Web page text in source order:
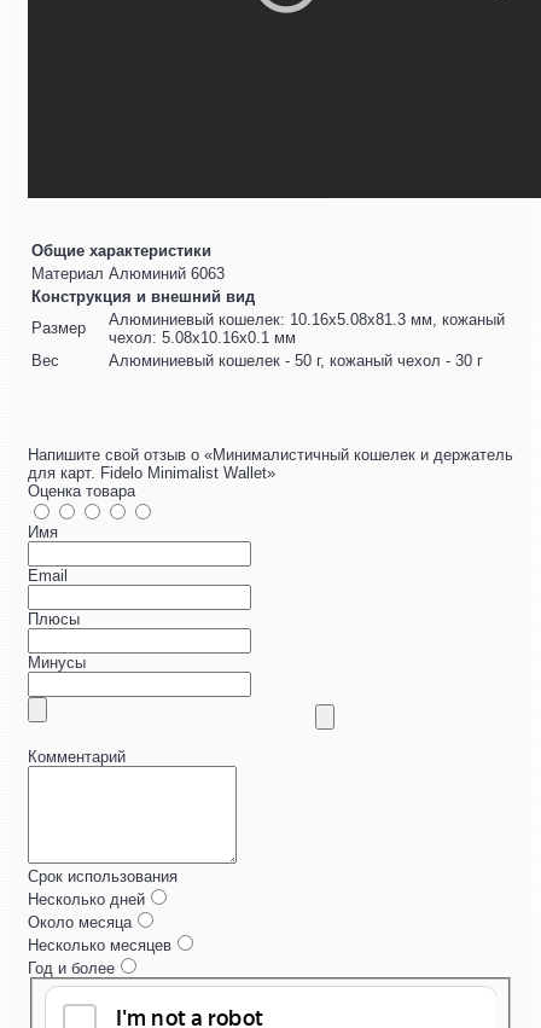
Общие характеристики
Материал Алюминий 6063
Конструкция и внешний вид
Размер
Алюминиевый кошелек: 10.16х5.08х81.3 мм, кожаный
чехол: 5.08х10.16х0.1 мм
Вес
Алюминиевый кошелек - 50 г, кожаный чехол - 30 г
Напишите свой отзыв о «Минималистичный кошелек и держатель
для карт. Fidelo Minimalist Wallet»
Оценка товара
Имя
Email
Плюсы
Минусы
Комментарий
Срок использования
Несколько дней
Около месяца
Несколько месяцев
Год и более